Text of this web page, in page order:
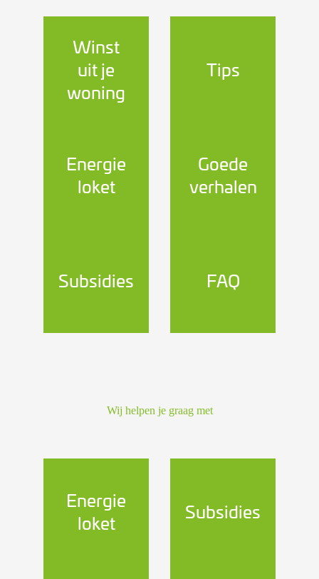
Winst
uit je
woning
Tips
Energie
loket
Goede
verhalen
Subsidies FAQ
Wij helpen je graag met
Energie
loket
Subsidies